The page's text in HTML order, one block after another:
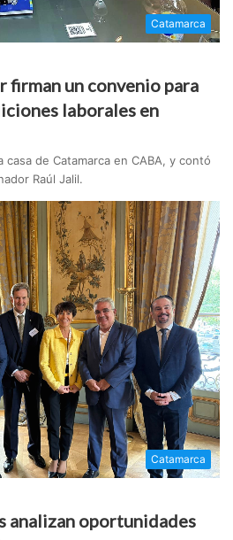
Catamarca
firman un convenio para
laborales en
casa de Catamarca en CABA, y contó
Raúl Jalil.
Catamarca
analizan oportunidades